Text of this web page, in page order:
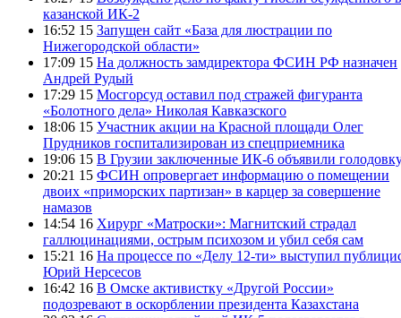
казанской ИК-2
16:52 15 Запущен сайт «База для люстрации по
Нижегородской области»
17:09 15 На должность замдиректора ФСИН РФ назначен
Андрей Рудый
17:29 15 Мосгорсуд оставил под стражей фигуранта
«Болотного дела» Николая Кавказского
18:06 15 Участник акции на Красной площади Олег
Прудников госпитализирован из спецприемника
19:06 15 В Грузии заключенные ИК-6 объявили
20:21 15 ФСИН опровергает информацию о помещении
двоих «приморских партизан» в карцер за совершение
намазов
14:54 16 Хирург «Матроски»: Магнитский страдал
галлюцинациями, острым психозом и убил себя сам
15:21 16 На процессе по «Делу 12-ти» выступил
Юрий Нерсесов
16:42 16 В Омске активистку «Другой России»
подозревают в оскорблении президента Казахстана